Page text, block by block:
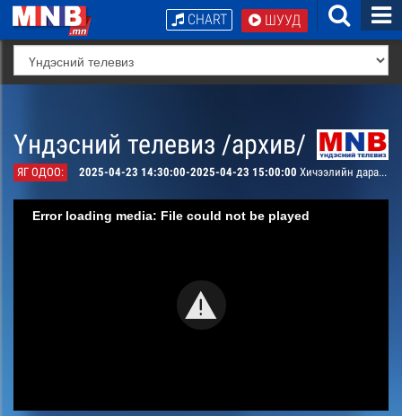
ШУУД
CHART
Үндэсний телевиз /архив/
ЯГ ОДОО: 2025-04-23 14:30:00-2025-04-23 15:00:00 Хичээлийн дараа /Ахлах ангийн сурагчдад зориулав/ #21
Error loading media: File could not be played